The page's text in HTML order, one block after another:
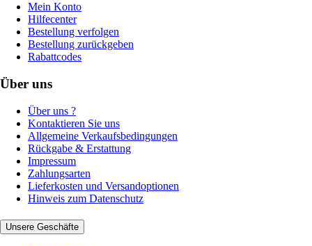
Mein Konto
Hilfecenter
Bestellung verfolgen
Bestellung zurückgeben
Rabattcodes
Über uns
Über uns ?
Kontaktieren Sie uns
Allgemeine Verkaufsbedingungen
Rückgabe & Erstattung
Impressum
Zahlungsarten
Lieferkosten und Versandoptionen
Hinweis zum Datenschutz
Unsere Geschäfte